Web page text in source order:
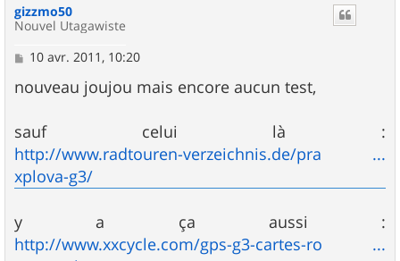
gizzmo50
Nouvel Utagawiste
M
s
s
g
e
10 avr. 2011, 10:20
nouveau joujou mais encore aucun test,
sauf celui là :
http://www.radtouren-verzeichnis.de/pra ...
xplova-g3/
y a ça aussi :
http://www.xxcycle.com/gps-g3-cartes-ro ...